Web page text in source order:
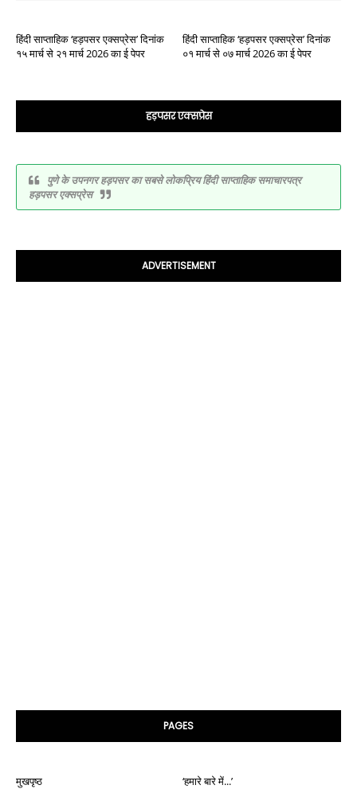
हिंदी साप्ताहिक ‘हड़पसर एक्सप्रेस’ दिनांक
१५ मार्च से २१ मार्च 2026 का ई पेपर
हिंदी साप्ताहिक ‘हड़पसर एक्सप्रेस’ दिनांक
०१ मार्च से ०७ मार्च 2026 का ई पेपर
हड़पसर एक्सप्रेस
पुणे के उपनगर हड़पसर का सबसे लोकप्रिय हिंदी साप्ताहिक समाचारपत्र
हड़पसर एक्सप्रेस
ADVERTISEMENT
PAGES
मुखपृष्ठ
‘हमारे बारे में...’